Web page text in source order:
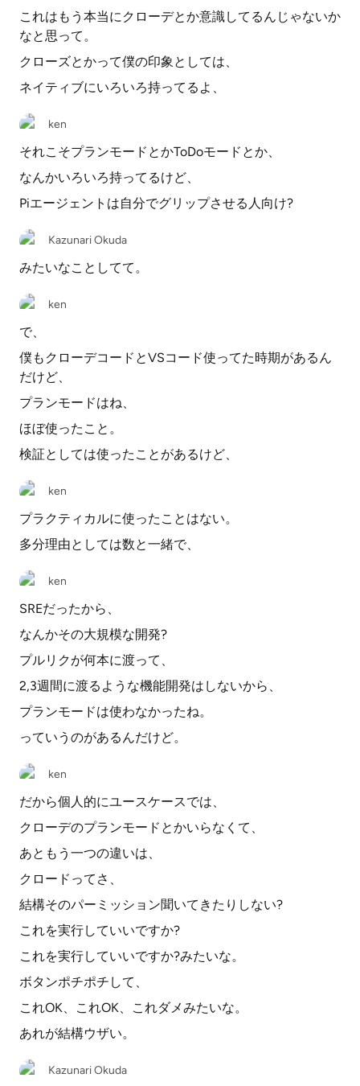
これはもう本当にクローデとか意識してるんじゃないか
なと思って。
クローズとかって僕の印象としては、
ネイティブにいろいろ持ってるよ、
ken
それこそプランモードとかToDoモードとか、
なんかいろいろ持ってるけど、
Piエージェントは自分でグリップさせる人向け?
Kazunari Okuda
みたいなことしてて。
ken
で、
僕もクローデコードとVSコード使ってた時期があるん
だけど、
プランモードはね、
ほぼ使ったこと。
検証としては使ったことがあるけど、
ken
プラクティカルに使ったことはない。
多分理由としては数と一緒で、
ken
SREだったから、
なんかその大規模な開発?
プルリクが何本に渡って、
2,3週間に渡るような機能開発はしないから、
プランモードは使わなかったね。
っていうのがあるんだけど。
ken
だから個人的にユースケースでは、
クローデのプランモードとかいらなくて、
あともう一つの違いは、
クロードってさ、
結構そのパーミッション聞いてきたりしない?
これを実行していいですか?
これを実行していいですか?みたいな。
ボタンポチポチして、
これOK、これOK、これダメみたいな。
あれが結構ウザい。
Kazunari Okuda